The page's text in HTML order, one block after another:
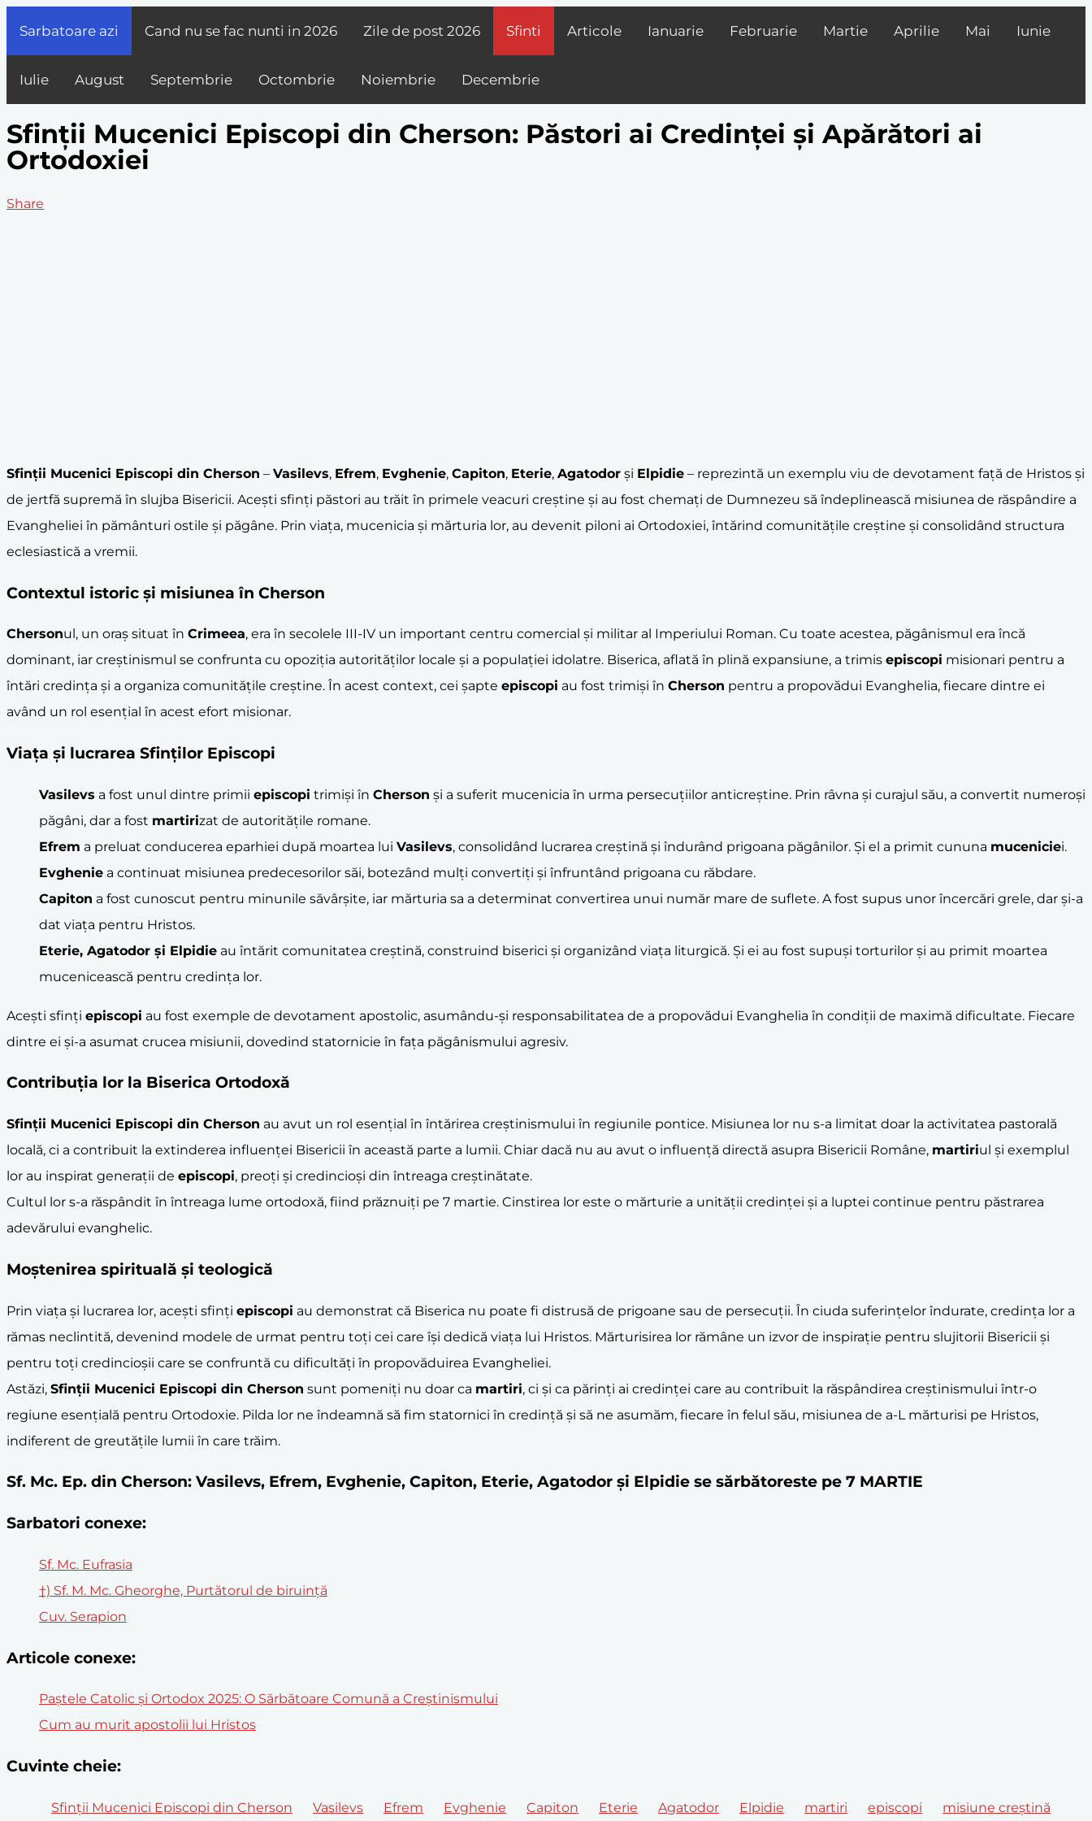
Sarbatoare azi Cand nu se fac nunti in 2026 Zile de post 2026 Sfinti Articole Ianuarie Februarie Martie Aprilie Mai Iunie
Iulie August Septembrie Octombrie Noiembrie Decembrie
Sfinții Mucenici Episcopi din Cherson: Păstori ai Credinței și Apărători ai
Ortodoxiei
Share
Sfinții Mucenici Episcopi din Cherson – Vasilevs, Efrem, Evghenie, Capiton, Eterie, Agatodor și Elpidie – reprezintă un exemplu viu de devotament față de Hristos și
de jertfă supremă în slujba Bisericii. Acești sfinți păstori au trăit în primele veacuri creștine și au fost chemați de Dumnezeu să îndeplinească misiunea de răspândire a
Evangheliei în pământuri ostile și păgâne. Prin viața, mucenicia și mărturia lor, au devenit piloni ai Ortodoxiei, întărind comunitățile creștine și consolidând structura
eclesiastică a vremii.
Contextul istoric și misiunea în Cherson
Chersonul, un oraș situat în Crimeea, era în secolele III-IV un important centru comercial și militar al Imperiului Roman. Cu toate acestea, păgânismul era încă
dominant, iar creștinismul se confrunta cu opoziția autorităților locale și a populației idolatre. Biserica, aflată în plină expansiune, a trimis episcopi misionari pentru a
întări credința și a organiza comunitățile creștine. În acest context, cei șapte episcopi au fost trimiși în Cherson pentru a propovădui Evanghelia, fiecare dintre ei
având un rol esențial în acest efort misionar.
Viața și lucrarea Sfinților Episcopi
Vasilevs a fost unul dintre primii episcopi trimiși în Cherson și a suferit mucenicia în urma persecuțiilor anticreștine. Prin râvna și curajul său, a convertit numeroși
păgâni, dar a fost martirizat de autoritățile romane.
Efrem a preluat conducerea eparhiei după moartea lui Vasilevs, consolidând lucrarea creștină și îndurând prigoana păgânilor. Și el a primit cununa muceniciei.
Evghenie a continuat misiunea predecesorilor săi, botezând mulți convertiți și înfruntând prigoana cu răbdare.
Capiton a fost cunoscut pentru minunile săvârșite, iar mărturia sa a determinat convertirea unui număr mare de suflete. A fost supus unor încercări grele, dar și-a
dat viața pentru Hristos.
Eterie, Agatodor și Elpidie au întărit comunitatea creștină, construind biserici și organizând viața liturgică. Și ei au fost supuși torturilor și au primit moartea
mucenicească pentru credința lor.
Acești sfinți episcopi au fost exemple de devotament apostolic, asumându-și responsabilitatea de a propovădui Evanghelia în condiții de maximă dificultate. Fiecare
dintre ei și-a asumat crucea misiunii, dovedind statornicie în fața păgânismului agresiv.
Contribuția lor la Biserica Ortodoxă
Sfinții Mucenici Episcopi din Cherson au avut un rol esențial în întărirea creștinismului în regiunile pontice. Misiunea lor nu s-a limitat doar la activitatea pastorală
locală, ci a contribuit la extinderea influenței Bisericii în această parte a lumii. Chiar dacă nu au avut o influență directă asupra Bisericii Române, martiriul și exemplul
lor au inspirat generații de episcopi, preoți și credincioși din întreaga creștinătate.
Cultul lor s-a răspândit în întreaga lume ortodoxă, fiind prăznuiți pe 7 martie. Cinstirea lor este o mărturie a unității credinței și a luptei continue pentru păstrarea
adevărului evanghelic.
Moștenirea spirituală și teologică
Prin viața și lucrarea lor, acești sfinți episcopi au demonstrat că Biserica nu poate fi distrusă de prigoane sau de persecuții. În ciuda suferințelor îndurate, credința lor a
rămas neclintită, devenind modele de urmat pentru toți cei care își dedică viața lui Hristos. Mărturisirea lor rămâne un izvor de inspirație pentru slujitorii Bisericii și
pentru toți credincioșii care se confruntă cu dificultăți în propovăduirea Evangheliei.
Astăzi, Sfinții Mucenici Episcopi din Cherson sunt pomeniți nu doar ca martiri, ci și ca părinți ai credinței care au contribuit la răspândirea creștinismului într-o
regiune esențială pentru Ortodoxie. Pilda lor ne îndeamnă să fim statornici în credință și să ne asumăm, fiecare în felul său, misiunea de a-L mărturisi pe Hristos,
indiferent de greutățile lumii în care trăim.
Sf. Mc. Ep. din Cherson: Vasilevs, Efrem, Evghenie, Capiton, Eterie, Agatodor şi Elpidie se sărbătoreste pe 7 MARTIE
Sarbatori conexe:
Sf. Mc. Eufrasia
†) Sf. M. Mc. Gheorghe, Purtătorul de biruință
Cuv. Serapion
Articole conexe:
Paștele Catolic și Ortodox 2025: O Sărbătoare Comună a Creștinismului
Cum au murit apostolii lui Hristos
Cuvinte cheie:
Sfinții Mucenici Episcopi din Cherson Vasilevs Efrem Evghenie Capiton Eterie Agatodor Elpidie martiri episcopi misiune creștină